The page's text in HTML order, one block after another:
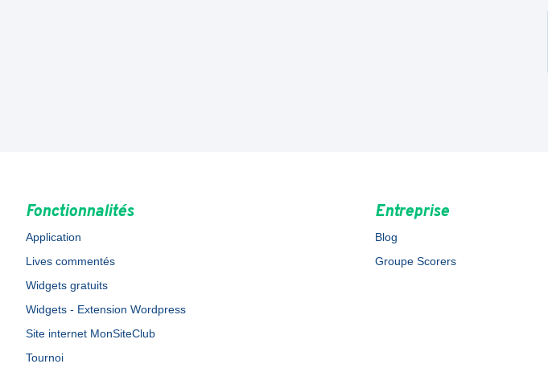
Fonctionnalités
Application
Lives commentés
Widgets gratuits
Widgets - Extension Wordpress
Site internet MonSiteClub
Tournoi
Entreprise
Blog
Groupe Scorers